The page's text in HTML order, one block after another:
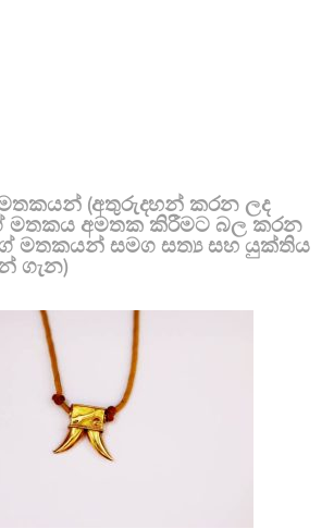
(අතුරුදහන් කරන ලද
මතකය අමතක කිරීමට බල කරන
මතකයන් සමග සත්‍ය සහ යුක්තිය
ගැන)